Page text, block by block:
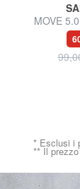
MOVE
* Esclusi i
** Il